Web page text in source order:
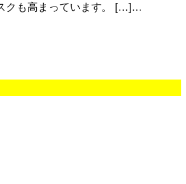
クも高まっています。 […]…